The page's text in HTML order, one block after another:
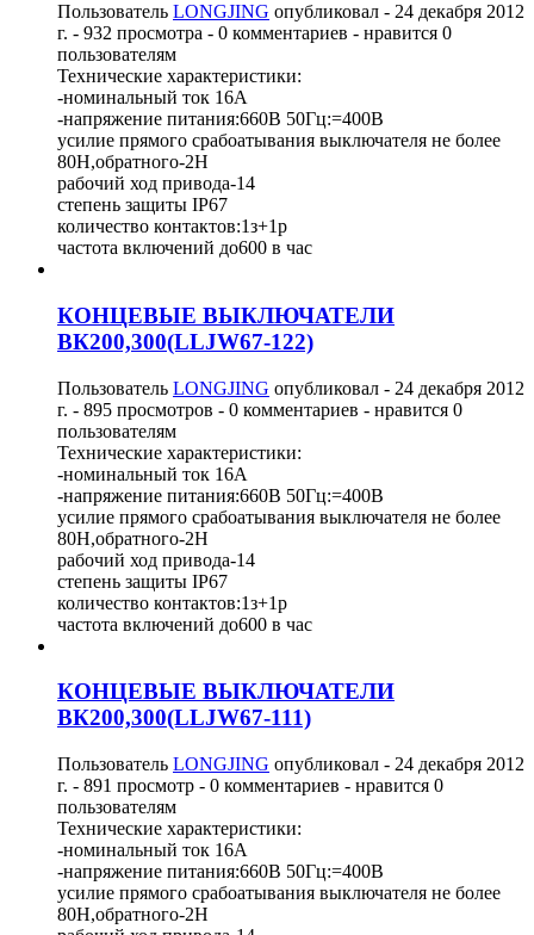
Пользователь LONGJING опубликовал - 24 декабря 2012
г. - 932 просмотра - 0 комментариев - нравится 0
пользователям
Технические характеристики:
-номинальный ток 16А
-напряжение питания:660В 50Гц:=400В
усилие прямого срабоатывания выключателя не более
80H,обратного-2H
рабочий ход привода-14
степень защиты IP67
количество контактов:1з+1р
частота включений до600 в час
КОНЦЕВЫЕ ВЫКЛЮЧАТЕЛИ
ВК200,300(LLJW67-122)
Пользователь LONGJING опубликовал - 24 декабря 2012
г. - 895 просмотров - 0 комментариев - нравится 0
пользователям
Технические характеристики:
-номинальный ток 16А
-напряжение питания:660В 50Гц:=400В
усилие прямого срабоатывания выключателя не более
80H,обратного-2H
рабочий ход привода-14
степень защиты IP67
количество контактов:1з+1р
частота включений до600 в час
КОНЦЕВЫЕ ВЫКЛЮЧАТЕЛИ
ВК200,300(LLJW67-111)
Пользователь LONGJING опубликовал - 24 декабря 2012
г. - 891 просмотр - 0 комментариев - нравится 0
пользователям
Технические характеристики:
-номинальный ток 16А
-напряжение питания:660В 50Гц:=400В
усилие прямого срабоатывания выключателя не более
80H,обратного-2H